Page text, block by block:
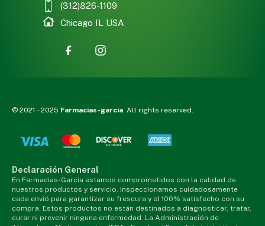
(312)826-1109
Chicago IL USA
© 2021 – 2025 Farmacias-garcia. All rights reserved.
Declaración General
En Farmacias-Garcia estamos comprometidos con la calidad de
nuestros productos y servicio. Inspeccionamos cuidadosamente
cada envió para garantizar su frescura y el 100% satisfecho con su
compra. Estos productos no están destinados a diagnosticar, tratar,
curar ni prevenir ninguna enfermedad. La Administración de